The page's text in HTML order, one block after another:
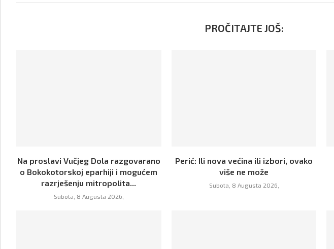
PROČITAJTE JOŠ:
Na proslavi Vučjeg Dola razgovarano
o Bokokotorskoj eparhiji i mogućem
razrješenju mitropolita...
Subota, 8 Augusta 2026,
Perić: Ili nova većina ili izbori, ovako
više ne može
Subota, 8 Augusta 2026,